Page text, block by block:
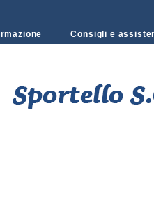
Consigli e